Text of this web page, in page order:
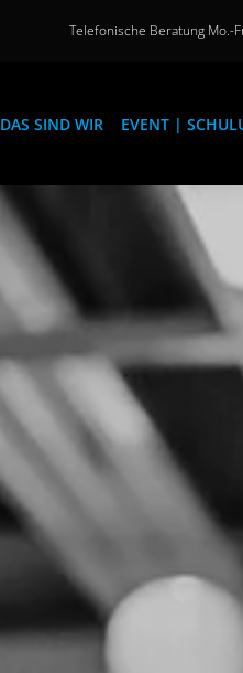
Telefonische Beratung
DAS SIND WIR EVENT |